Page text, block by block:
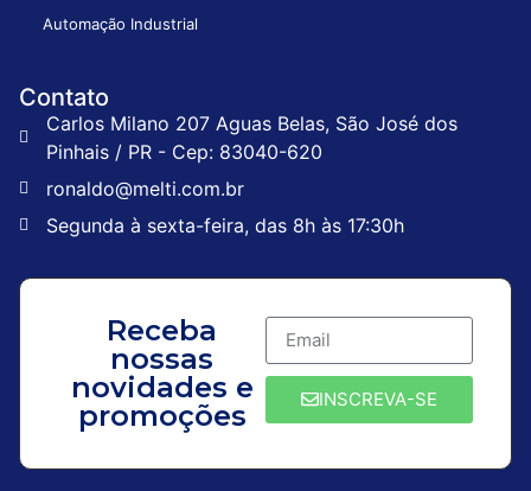
Automação Industrial
Contato
Carlos Milano 207 Aguas Belas, São José dos
Pinhais / PR - Cep: 83040-620
ronaldo@melti.com.br
Segunda à sexta-feira, das 8h às 17:30h
Receba
nossas
novidades e
promoções
INSCREVA-SE